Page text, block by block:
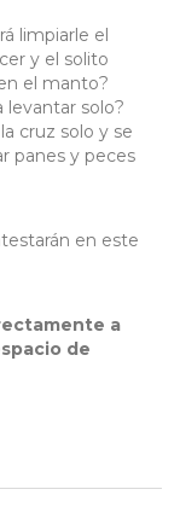
limpiarle el
y el solito
el manto?
levantar solo?
cruz solo y se
panes y peces
en este
a
de